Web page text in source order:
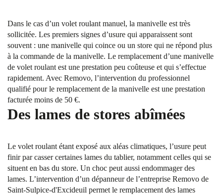
Dans le cas d’un volet roulant manuel, la manivelle est très
sollicitée. Les premiers signes d’usure qui apparaissent sont
souvent : une manivelle qui coince ou un store qui ne répond plus
à la commande de la manivelle. Le remplacement d’une manivelle
de volet roulant est une prestation peu coûteuse et qui s’effectue
rapidement. Avec Removo, l’intervention du professionnel
qualifié pour le remplacement de la manivelle est une prestation
facturée moins de 50 €.
Des lames de stores abîmées
Le volet roulant étant exposé aux aléas climatiques, l’usure peut
finir par casser certaines lames du tablier, notamment celles qui se
situent en bas du store. Un choc peut aussi endommager des
lames. L’intervention d’un dépanneur de l’entreprise Removo de
Saint-Sulpice-d'Excideuil permet le remplacement des lames